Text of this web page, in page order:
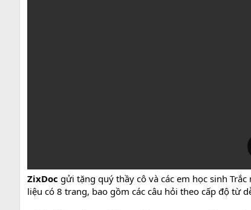
ZixDoc gửi tặng quý thầy cô và các em học sinh
liệu có 8 trang, bao gồm các câu hỏi theo cấp độ từ